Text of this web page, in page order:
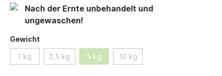
Nach der Ernte unbehandelt und
ungewaschen!
Gewicht
1 kg 2,5 kg 5 kg 10 kg